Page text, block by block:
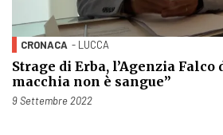
CRONACA - LUCCA
Strage di Erba, l’Agenzia Falco
macchia non è sangue”
Pubblicato il
9 Settembre 2022